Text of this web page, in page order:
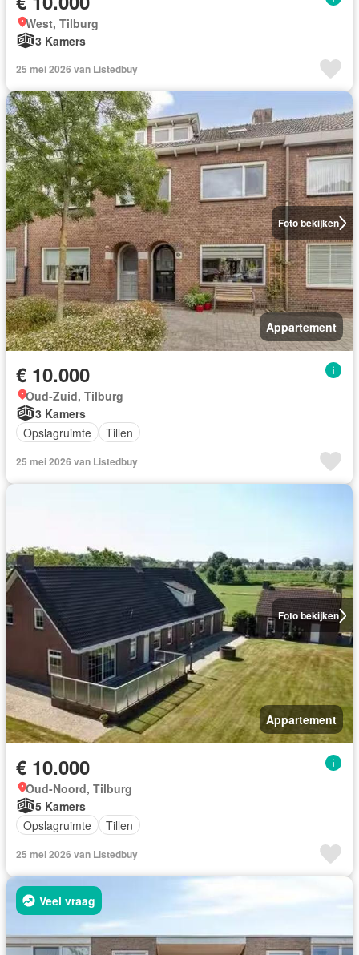
West, Tilburg
3 Kamers
25 mei 2026 van Listedbuy
Foto bekijken
Appartement
€ 10.000
Oud-Zuid, Tilburg
3 Kamers
Opslagruimte
Tillen
25 mei 2026 van Listedbuy
Foto bekijken
Appartement
€ 10.000
Oud-Noord, Tilburg
5 Kamers
Opslagruimte
Tillen
25 mei 2026 van Listedbuy
Veel vraag